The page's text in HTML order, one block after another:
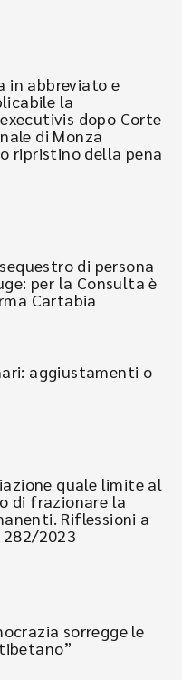
in abbreviato e
la
dopo Corte
di Monza
ripristino della pena
di persona
per la Consulta è
Cartabia
aggiustamenti o
quale limite al
di frazionare la
Riflessioni a
282/2023
sorregge le